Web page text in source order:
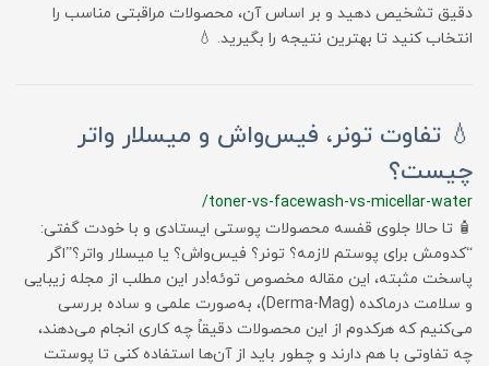
دقیق تشخیص دهید و بر اساس آن، محصولات مراقبتی مناسب را
انتخاب کنید تا بهترین نتیجه را بگیرید. 💧
💧 تفاوت تونر، فیس‌واش و میسلار واتر
چیست؟
/toner-vs-facewash-vs-micellar-water
🧴 تا حالا جلوی قفسه محصولات پوستی ایستادی و با خودت گفتی:
“کدومش برای پوستم لازمه؟ تونر؟ فیس‌واش؟ یا میسلار واتر؟”اگر
پاسخت مثبته، این مقاله مخصوص توئه!در این مطلب از مجله زیبایی
و سلامت درماکده (Derma-Mag)، به‌صورت علمی و ساده بررسی
می‌کنیم که هرکدوم از این محصولات دقیقاً چه کاری انجام می‌دهند،
چه تفاوتی با هم دارند و چطور باید از آن‌ها استفاده کنی تا پوستت